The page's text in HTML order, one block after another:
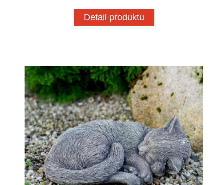
Detail produktu